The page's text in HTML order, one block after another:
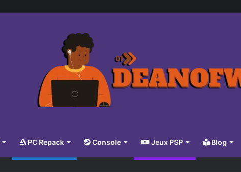
PC Repack Console Jeux PSP Blog